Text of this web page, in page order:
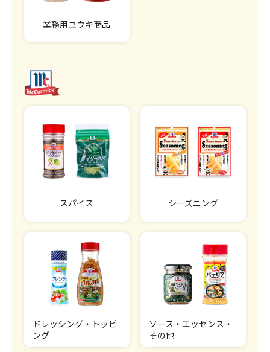
業務用ユウキ商品
スパイス シーズニング
ドレッシング・トッピ
ング
ソース・エッセンス・
その他